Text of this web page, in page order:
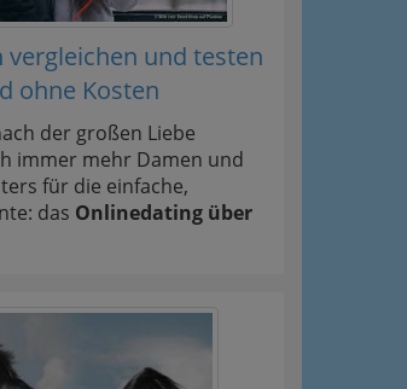
vergleichen und testen
ohne Kosten
der großen Liebe
immer mehr Damen und
für die einfache,
das Onlinedating über